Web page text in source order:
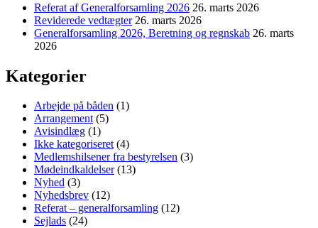
Referat af Generalforsamling 2026 26. marts 2026
Reviderede vedtægter 26. marts 2026
Generalforsamling 2026, Beretning og regnskab 26. marts
2026
Kategorier
Arbejde på båden (1)
Arrangement(5)
Avisindlæg (1)
Ikke kategoriseret(4)
Medlemshilsener fra bestyrelsen (3)
Mødeindkaldelser(13)
Nyhed (3)
Nyhedsbrev (12)
Referat – generalforsamling (12)
Sejlads (24)